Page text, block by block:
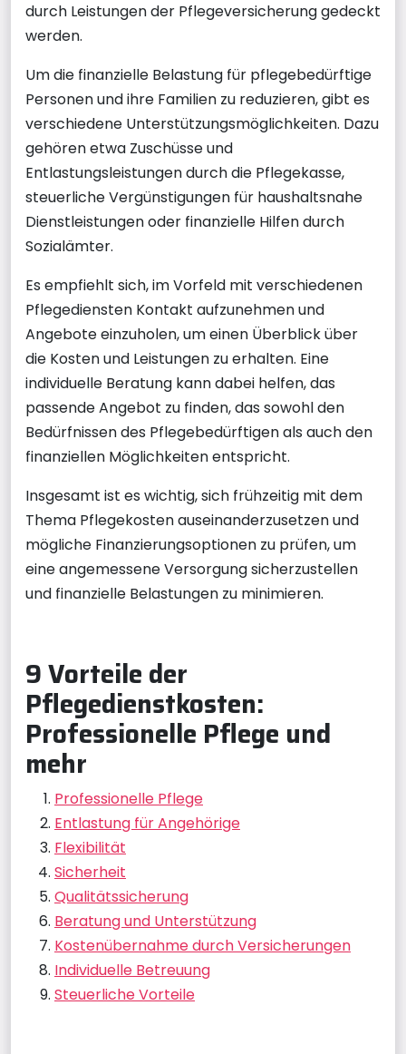
durch Leistungen der Pflegeversicherung gedeckt
werden.
Um die finanzielle Belastung für pflegebedürftige
Personen und ihre Familien zu reduzieren, gibt es
verschiedene Unterstützungsmöglichkeiten. Dazu
gehören etwa Zuschüsse und
Entlastungsleistungen durch die Pflegekasse,
steuerliche Vergünstigungen für haushaltsnahe
Dienstleistungen oder finanzielle Hilfen durch
Sozialämter.
Es empfiehlt sich, im Vorfeld mit verschiedenen
Pflegediensten Kontakt aufzunehmen und
Angebote einzuholen, um einen Überblick über
die Kosten und Leistungen zu erhalten. Eine
individuelle Beratung kann dabei helfen, das
passende Angebot zu finden, das sowohl den
Bedürfnissen des Pflegebedürftigen als auch den
finanziellen Möglichkeiten entspricht.
Insgesamt ist es wichtig, sich frühzeitig mit dem
Thema Pflegekosten auseinanderzusetzen und
mögliche Finanzierungsoptionen zu prüfen, um
eine angemessene Versorgung sicherzustellen
und finanzielle Belastungen zu minimieren.
9 Vorteile der
Pflegedienstkosten:
Professionelle Pflege und
mehr
Professionelle Pflege
Entlastung für Angehörige
Flexibilität
Sicherheit
Qualitätssicherung
Beratung und Unterstützung
Kostenübernahme durch Versicherungen
Individuelle Betreuung
Steuerliche Vorteile